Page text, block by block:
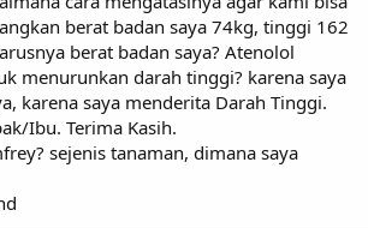
berat badan saya 74kg, tinggi 162
berat badan saya? Atenolol
menurunkan darah tinggi? karena saya
karena saya menderita Darah Tinggi.
Ibu. Terima Kasih.
sejenis tanaman, dimana saya